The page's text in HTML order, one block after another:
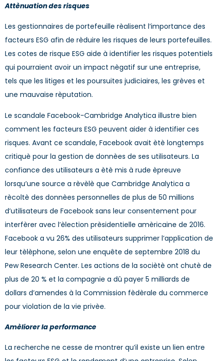
Attènuation des risques
Les gestionnaires de portefeuille rèalisent l’importance des
facteurs ESG afin de rèduire les risques de leurs portefeuilles.
Les cotes de risque ESG aide à identifier les risques potentiels
qui pourraient avoir un impact nègatif sur une entreprise,
tels que les litiges et les poursuites judiciaires, les grèves et
une mauvaise rèputation.
Le scandale Facebook-Cambridge Analytica illustre bien
comment les facteurs ESG peuvent aider à identifier ces
risques. Avant ce scandale, Facebook avait ètè longtemps
critiquè pour la gestion de donnèes de ses utilisateurs. La
confiance des utilisateurs a ètè mis à rude èpreuve
lorsqu’une source a rèvèlè que Cambridge Analytica a
rècoltè des donnèes personnelles de plus de 50 millions
d’utilisateurs de Facebook sans leur consentement pour
interfèrer avec l’èlection prèsidentielle amèricaine de 2016.
Facebook a vu 26% des utilisateurs supprimer l’application de
leur tèlèphone, selon une enquête de septembre 2018 du
Pew Research Center. Les actions de la sociètè ont chutè de
plus de 20 % et la compagnie a dû payer 5 milliards de
dollars d’amendes à la Commission fèdèrale du commerce
pour violation de la vie privèe.
Amèliorer la performance
La recherche ne cesse de montrer qu’il existe un lien entre